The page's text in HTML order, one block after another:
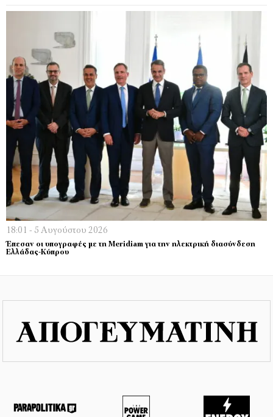
18:01 - 5 Αυγούστου 2026
Έπεσαν οι υπογραφές με τη Meridiam για την ηλεκτρική διασύνδεση
Ελλάδας-Κύπρου